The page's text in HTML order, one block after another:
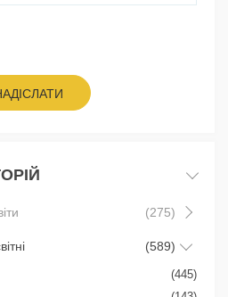
(275)
(589)
(445)